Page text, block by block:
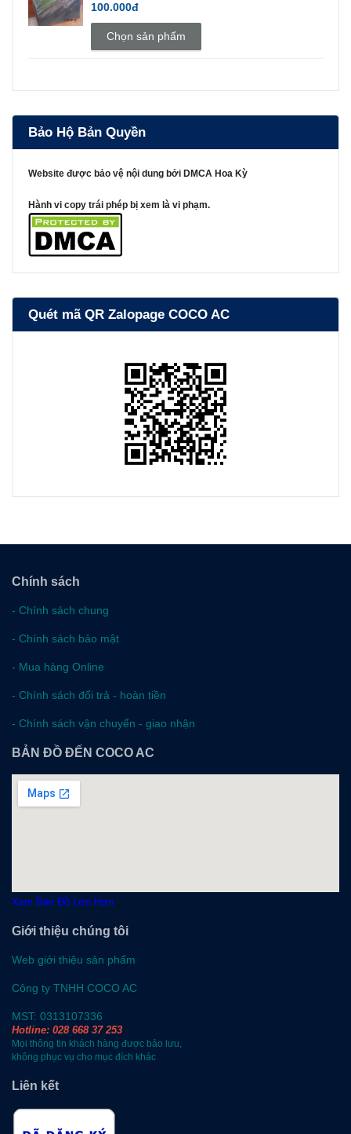
100.000đ
Chọn sản phẩm
Bảo Hộ Bản Quyền
Website được bảo vệ nội dung bởi DMCA Hoa Kỳ
Hành vi copy trái phép bị xem là vi phạm.
Quét mã QR Zalopage COCO AC
Chính sách
- Chính sách chung
- Chính sách bảo mật
- Mua hàng Online
- Chính sách đổi trả - hoàn tiền
- Chính sách vận chuyển - giao nhận
BẢN ĐỒ ĐẾN COCO AC
Xem Bản Đồ Lớn Hơn
Giới thiệu chúng tôi
Web giới thiệu sản phẩm
Công ty TNHH COCO AC
MST: 0313107336
Hotline: 028 668 37 253
Mọi thông tin khách hàng được bảo lưu,
không phục vụ cho mục đích khác
Liên kết